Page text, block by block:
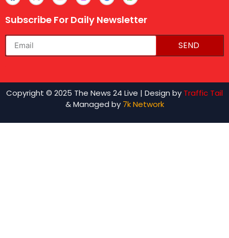
Subscribe For Daily Newsletter
SEND
Copyright © 2025 The News 24 Live | Design by Traffic Tail
& Managed by 7k Network